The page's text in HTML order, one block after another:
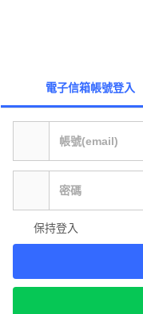
電子信箱帳號登入
保持登入